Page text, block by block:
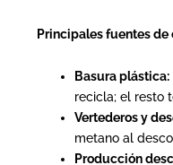
Principales fuentes
Basura plástica:
recicla; el resto
Vertederos y
metano al
Producción